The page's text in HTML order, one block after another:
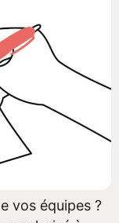
vos équipes ?